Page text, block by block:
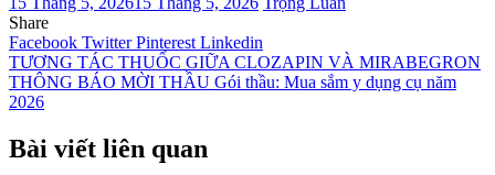
Share
Facebook TwitterPinterest Linkedin
Điều
hướng
viết
TƯƠNG TÁC THUỐC GIỮA CLOZAPIN VÀ MIRABEGRON
THÔNG BÁO MỜI THẦU Gói thầu: Mua sắm y dụng cụ năm
2026
Bài viết liên quan